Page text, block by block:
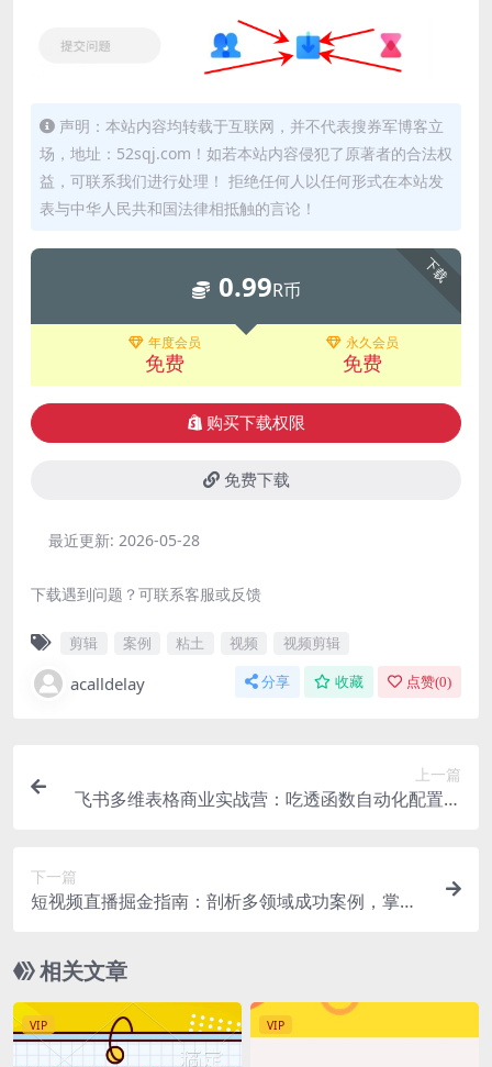
声明：本站内容均转载于互联网，并不代表搜券军博客立
场，地址：52sqj.com！如若本站内容侵犯了原著者的合法权
益，可联系我们进行处理！ 拒绝任何人以任何形式在本站发
表与中华人民共和国法律相抵触的言论！
下载
0.99R币
年度会员
免费
永久会员
免费
购买下载权限
免费下载
最近更新: 2026-05-28
下载遇到问题？可联系客服或反馈
剪辑 案例 粘土 视频 视频剪辑
acalldelay 分享 收藏 点赞(0)
上一篇
飞书多维表格商业实战营：吃透函数自动化配置，
下一篇
短视频直播掘金指南：剖析多领域成功案例，掌握
相关文章
VIP VIP